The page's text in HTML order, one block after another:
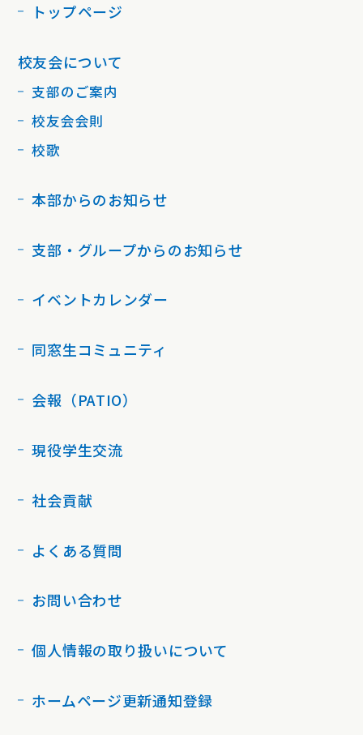
トップページ
校友会について
支部のご案内
校友会会則
校歌
本部からのお知らせ
支部・グループからのお知らせ
イベントカレンダー
同窓生コミュニティ
会報（PATIO）
現役学生交流
社会貢献
よくある質問
お問い合わせ
個人情報の取り扱いについて
ホームページ更新通知登録